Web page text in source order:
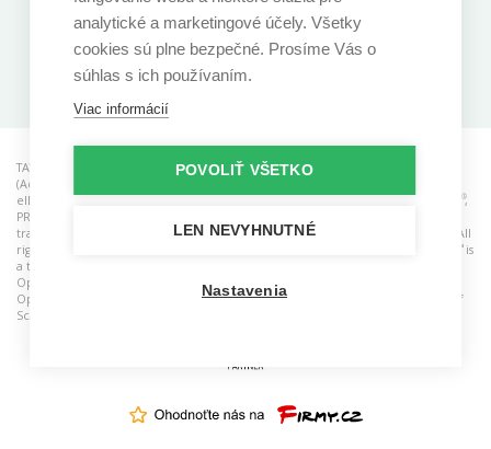
Stiahnite si našu aplikáciu
TAYLLORCOX is a RCB (Registered Certification Body) for ISO standards, ACO
(Accredited Consulting Organisation), CAB (Conformity Assessment Body) for
eIDAS and ATO (Accredited Training Organisastion). AgileSHIFT
® ® ®,
PRINCE2 Agile
trademarks of the PeopleCert group. Used under licence from PeopleCert. All
rights reserved. TOGAF
™is
a trademark of The Open Group. TOGAF
Open Group Certification logo (Open O and check
Open Group. SAFe and Scaled Agile Framework are registered trademarks of
Scaled Agile, Inc.
analytické a marketingové účely. Všetky
cookies sú plne bezpečné. Prosíme Vás o
súhlas s ich používaním.
Viac informácií
POVOLIŤ VŠETKO
LEN NEVYHNUTNÉ
Nastavenia